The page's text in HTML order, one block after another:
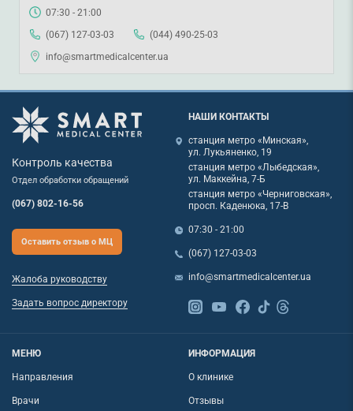
07:30 - 21:00
(067) 127-03-03
(044) 490-25-03
info@smartmedicalcenter.ua
Контроль качества
Отдел обработки обращений
(067) 802-16-56
Оставить отзыв о МЦ
Жалоба руководству
Задать вопрос директору
НАШИ КОНТАКТЫ
станция метро «Минская»,
ул. Лукьяненко, 19
станция метро «Лыбедская»,
ул. Маккейна, 7-Б
станция метро «Черниговская»,
просп. Каденюка, 17-В
07:30 - 21:00
(067) 127-03-03
info@smartmedicalcenter.ua
МЕНЮ
Направления
Врачи
ИНФОРМАЦИЯ
О клинике
Отзывы